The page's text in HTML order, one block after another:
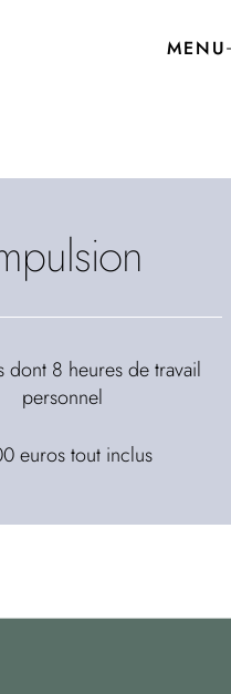
MENU
dont 8 heures de travail
personnel
euros tout inclus